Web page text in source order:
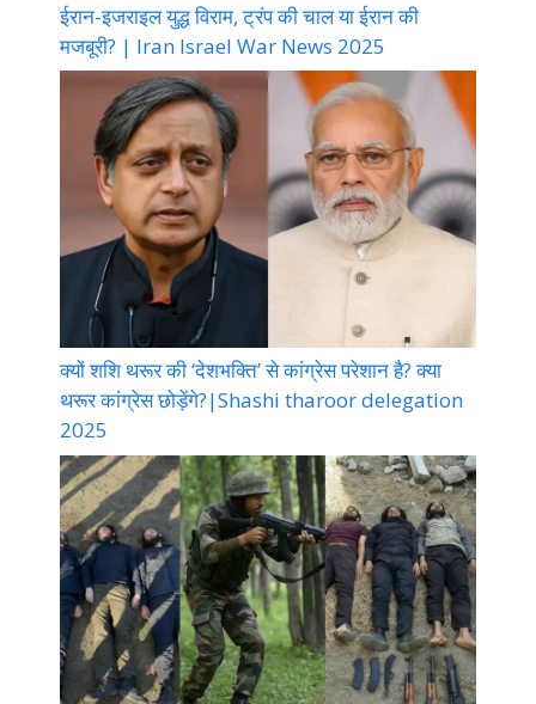
ईरान-इजराइल युद्ध विराम, ट्रंप की चाल या ईरान की
मजबूरी? | Iran Israel War News 2025
क्यों शशि थरूर की ‘देशभक्ति’ से कांग्रेस परेशान है? क्या
थरूर कांग्रेस छोड़ेंगे?|Shashi tharoor delegation
2025